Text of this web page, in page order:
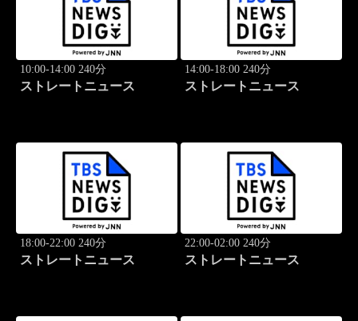
10:00-14:00 240分
ストレートニュース
14:00-18:00 240分
ストレートニュース
18:00-22:00 240分
ストレートニュース
22:00-02:00 240分
ストレートニュース